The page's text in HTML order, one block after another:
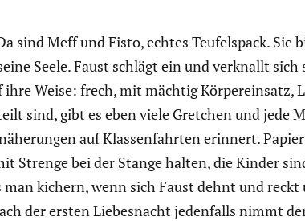
sind Meff und Fisto, echtes Teufels­pack. Sie
Seele. Faust schlägt ein und verknallt
Weise: frech, mit mächtig Körper­ein­satz,
sind, gibt es eben viele Gretchen und jede
auf Klassen­fahrten erinnert.
Strenge bei der Stange halten, die Kinder
kichern, wenn sich Faust dehnt und
der ersten Liebes­nacht jeden­falls nimmt